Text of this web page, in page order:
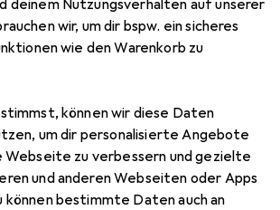
deinem Nutzungsverhalten auf unserer
wir, um dir bspw. ein sicheres
wie den Warenkorb zu
können wir diese Daten
um dir personalisierte Angebote
Webseite zu verbessern und gezielte
und anderen Webseiten oder Apps
können bestimmte Daten auch an
nach PF H1